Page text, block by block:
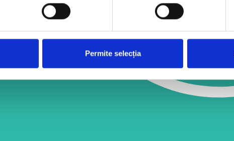
Permite selecția
de copii și
resurse,